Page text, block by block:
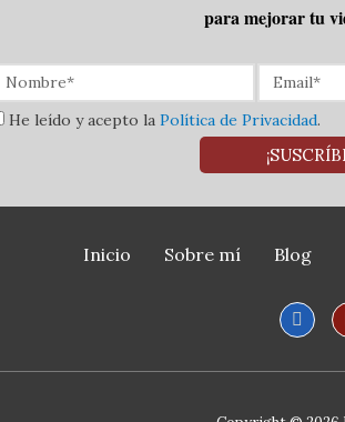
para mejorar tu
He leído y acepto la Política de Privacidad.
Inicio Sobre mí Blog